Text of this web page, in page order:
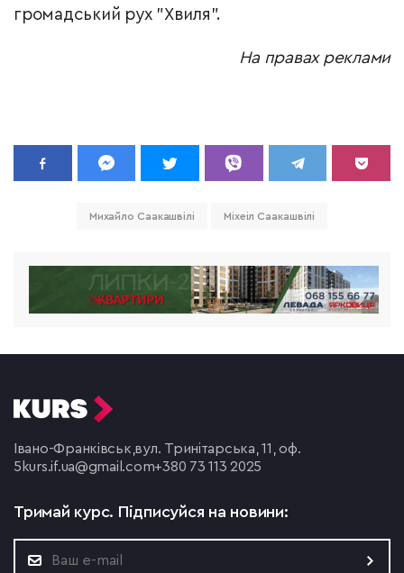
громадський рух "Хвиля".
На правах реклами
Михайло Саакашвілі Міхеіл Саакашвілі
Івано-Франківськ,вул. Тринітарська, 11, оф.
5 kurs.if.ua@gmail.com+380 73 113 2025
Тримай курс. Підписуйся на новини: